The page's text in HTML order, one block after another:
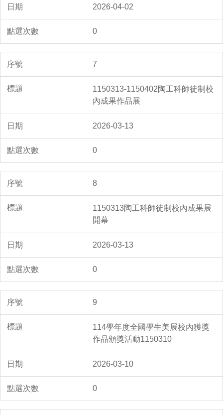
2026-04-02
0
7
1150313-1150402陶工科師徒制校
內成果作品展
2026-03-13
0
8
1150313陶工科師徒制校內成果展
開幕
2026-03-13
0
9
114學年度全國學生美展校內獲獎
作品頒獎活動1150310
2026-03-10
0